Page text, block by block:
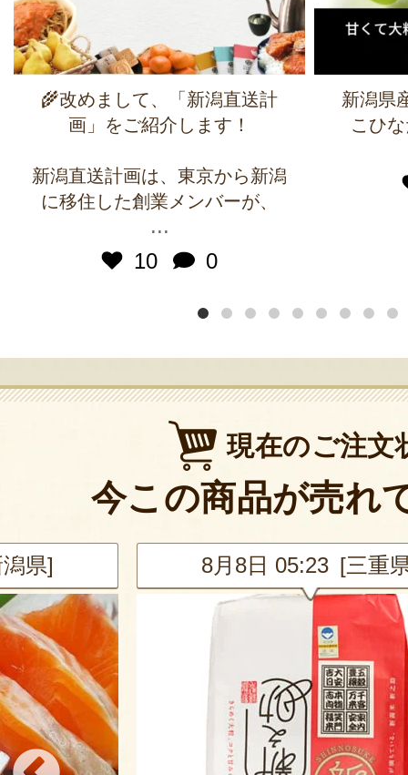
🌾改めまして、「新潟直送計
画」をご紹介します！
新潟直送計画は、東京から新潟
に移住した創業メンバーが、
...
10
0
新潟県
こひ
現在のご注文
今この商品が売れ
県] 8月8日 05:23 [三重